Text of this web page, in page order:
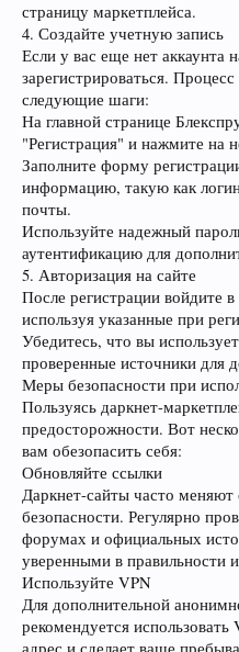
страницу маркетплейса.
4. Создайте учетную запись
Если у вас еще нет аккаунта
зарегистрироваться.
следующие шаги:
На главной странице
"Регистрация" и нажмите на
Заполните форму
информацию, такую как
почты.
Используйте надежный
аутентификацию для
5. Авторизация на сайте
После регистрации войдите
используя указанные при
Убедитесь, что вы
проверенные источники для
Меры безопасности при
Пользуясь даркнет-
предосторожности. Вот
вам обезопасить себя:
Обновляйте ссылки
Даркнет-сайты часто меняют
безопасности. Регулярно
форумах и официальных
уверенными в правильности
Используйте VPN
Для дополнительной
рекомендуется